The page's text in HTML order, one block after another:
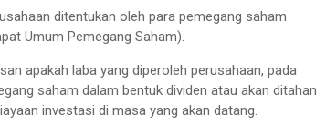
ditentukan oleh para pemegang saham
Umum Pemegang Saham).
apakah laba yang diperoleh perusahaan, pada
saham dalam bentuk dividen atau akan ditahan
investasi di masa yang akan datang.